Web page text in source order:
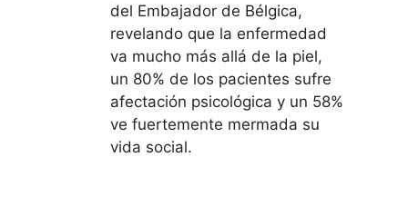
del Embajador de Bélgica,
revelando que la enfermedad
va mucho más allá de la piel,
un 80% de los pacientes sufre
afectación psicológica y un 58%
ve fuertemente mermada su
vida social.